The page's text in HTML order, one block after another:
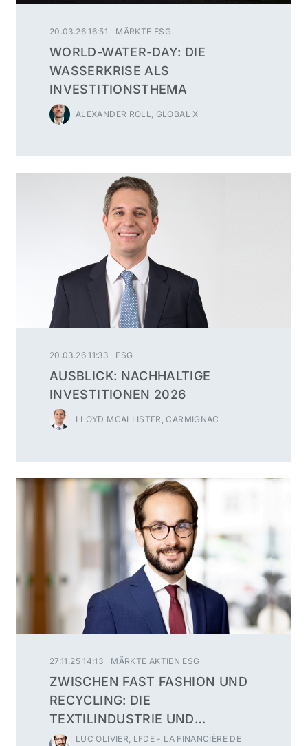
20.03.26 16:51 MÄRKTE ESG
WORLD-WATER-DAY: DIE
WASSERKRISE ALS
INVESTITIONSTHEMA
ALEXANDER ROLL, GLOBAL X
20.03.26 11:33 ESG
AUSBLICK: NACHHALTIGE
INVESTITIONEN 2026
LLOYD MCALLISTER, CARMIGNAC
27.11.25 14:13 MÄRKTE AKTIEN ESG
ZWISCHEN FAST FASHION UND
RECYCLING: DIE
TEXTILINDUSTRIE UND
NACHHALTIGE FASERN
LUC OLIVIER, LFDE - LA FINANCIÈRE DE